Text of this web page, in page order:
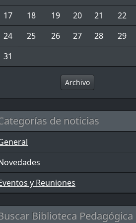
17
18 19 20 21 22
24
25 26 27 28 29
31
Archivo
de noticias
y Reuniones
Biblioteca Pedagógica